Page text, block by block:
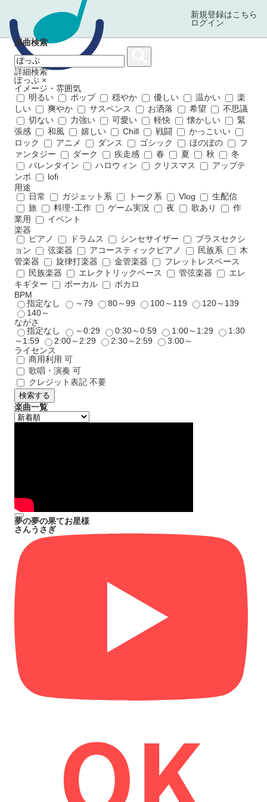
新規登録はこちら
ログイン
楽曲検索
詳細検索
ぽっぷ ×
イメージ・雰囲気
明るい
ポップ 穏やか 優しい 温かい
楽
しい
爽やか サスペンス お洒落 希望
不思議
切ない
力強い 可愛い 軽快 懐かしい
緊
張感
和風 嬉しい Chill 戦闘
かっこいい
ロック
アニメ ダンス ゴシック ほのぼの
フ
ァンタジー
ダーク 疾走感 春 夏 秋
冬
バレンタイン
ハロウィン クリスマス
アップテ
ンポ
lofi
用途
日常
ガジェット系 トーク系 Vlog
生配信
旅
料理･工作 ゲーム実況 夜 歌あり
作
業用
イベント
楽器
ピアノ
ドラムス シンセサイザー
ブラスセクシ
ョン
弦楽器 アコースティックピアノ 民族系
木
管楽器
旋律打楽器 金管楽器
フレットレスベース
民族楽器
エレクトリックベース 管弦楽器
エレ
キギター
ボーカル
ボカロ
BPM
指定なし
～79 80～99 100～119
120～139
140～
ながさ
指定なし
～0:29 0:30～0:59 1:00～1:29
1:30
～1:59
2:00～2:29 2:30～2:59
3:00～
ライセンス
商用利用 可
歌唱・演奏 可
クレジット表記 不要
検索する
楽曲一覧
夢の夢の果てお星様
さんうさぎ